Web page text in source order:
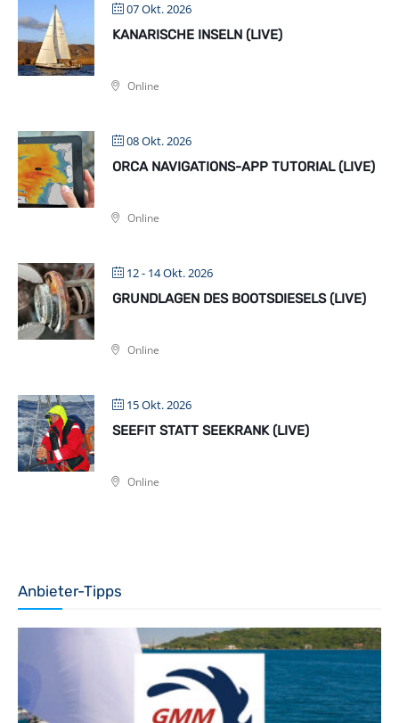
07 Okt. 2026
KANARISCHE INSELN (LIVE)
Online
08 Okt. 2026
ORCA NAVIGATIONS-APP TUTORIAL (LIVE)
Online
12 - 14 Okt. 2026
GRUNDLAGEN DES BOOTSDIESELS (LIVE)
Online
15 Okt. 2026
SEEFIT STATT SEEKRANK (LIVE)
Online
Anbieter-Tipps